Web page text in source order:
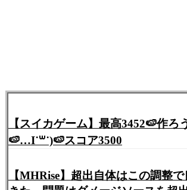
【スイカゲーム】最高3452🍉作ろ
🍉…I˙꒳​˙)🍉スコア3500
【MHRise】超出自体はこの調整